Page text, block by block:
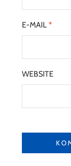
E-MAIL *
WEBSITE